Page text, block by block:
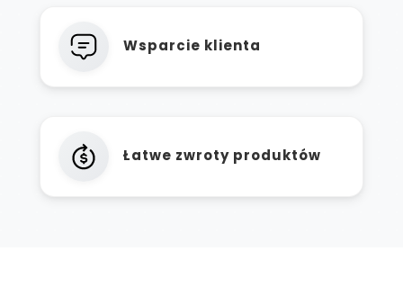
Wsparcie klienta
Łatwe zwroty produktów